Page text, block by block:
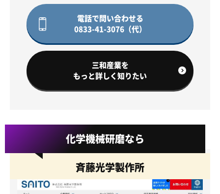
電話で問い合わせる
0833-41-3076（代）
三和産業を
もっと詳しく知りたい
化学機械研磨なら
斉藤光学製作所